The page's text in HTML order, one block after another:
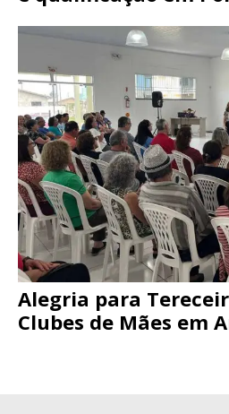
Alegria para
Clubes de Mães em